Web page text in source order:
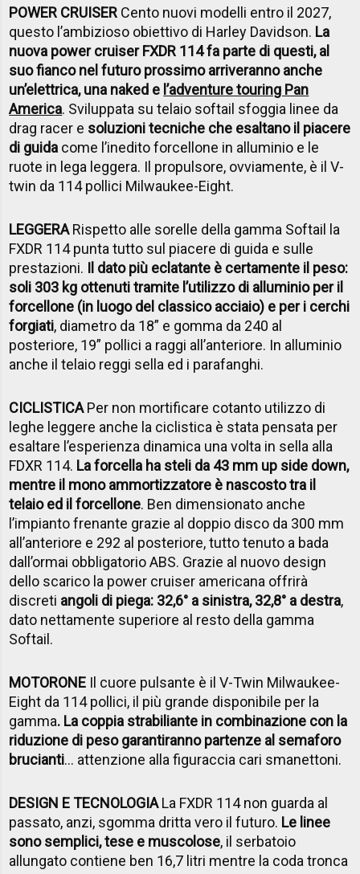
POWER CRUISER Cento nuovi modelli entro il 2027,
questo l’ambizioso obiettivo di Harley Davidson. La
nuova power cruiser FXDR 114 fa parte di questi, al
suo fianco nel futuro prossimo arriveranno anche
un’elettrica, una naked e l’adventure touring Pan
America. Sviluppata su telaio softail sfoggia linee da
drag racer e soluzioni tecniche che esaltano il piacere
di guida come l’inedito forcellone in alluminio e le
ruote in lega leggera. Il propulsore, ovviamente, è il V-
twin da 114 pollici Milwaukee-Eight.
LEGGERARispetto alle sorelle della gamma Softail la
FXDR 114 punta tutto sul piacere di guida e sulle
prestazioni. Il dato più eclatante è certamente il peso:
soli 303 kg ottenuti tramite l’utilizzo di alluminio per il
forcellone (in luogo del classico acciaio) e per i cerchi
forgiati, diametro da 18” e gomma da 240 al
posteriore, 19” pollici a raggi all’anteriore. In alluminio
anche il telaio reggi sella ed i parafanghi.
CICLISTICAPer non mortificare cotanto utilizzo di
leghe leggere anche la ciclistica è stata pensata per
esaltare l’esperienza dinamica una volta in sella alla
FDXR 114. La forcella ha steli da 43 mm up side down,
mentre il mono ammortizzatore è nascosto tra il
telaio ed il forcellone. Ben dimensionato anche
l’impianto frenante grazie al doppio disco da 300 mm
all’anteriore e 292 al posteriore, tutto tenuto a bada
dall’ormai obbligatorio ABS. Grazie al nuovo design
dello scarico la power cruiser americana offrirà
discreti angoli di piega: 32,6° a sinistra, 32,8° a destra,
dato nettamente superiore al resto della gamma
Softail.
MOTORONE Il cuore pulsante è il V-Twin Milwaukee-
Eight da 114 pollici, il più grande disponibile per la
gamma. La coppia strabiliante in combinazione con la
riduzione di peso garantiranno partenze al semaforo
brucianti… attenzione alla figuraccia cari smanettoni.
DESIGN E TECNOLOGIALa FXDR 114 non guarda al
passato, anzi, sgomma dritta vero il futuro. Le linee
sono semplici, tese e muscolose, il serbatoio
allungato contiene ben 16,7 litri mentre la coda tronca